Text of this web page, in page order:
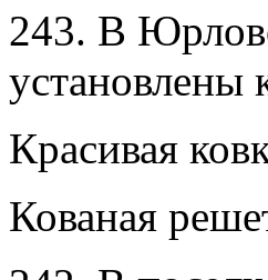
243. В
установлены
Красивая
Кованая